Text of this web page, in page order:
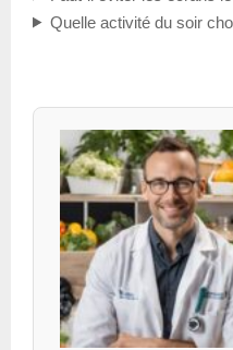
Quelle activité du soir